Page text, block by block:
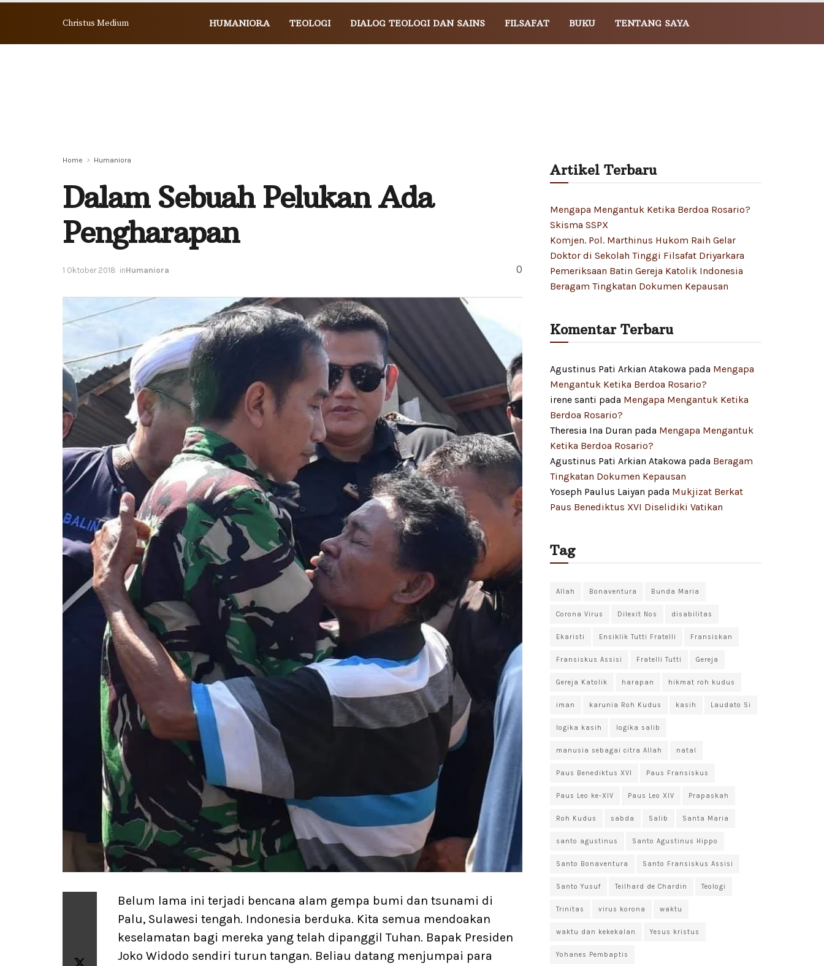
Christus Medium HUMANIORA TEOLOGI DIALOG TEOLOGI DAN SAINS FILSAFAT BUKU TENTANG SAYA
Home Humaniora
Dalam Sebuah Pelukan Ada
Pengharapan
1 Oktober 2018 inHumaniora 0
Belum lama ini terjadi bencana alam gempa bumi dan tsunami di
Palu, Sulawesi tengah. Indonesia berduka. Kita semua mendoakan
keselamatan bagi mereka yang telah dipanggil Tuhan. Bapak Presiden
Joko Widodo sendiri turun tangan. Beliau datang menjumpai para
Artikel Terbaru
Mengapa Mengantuk Ketika Berdoa Rosario?
Skisma SSPX
Komjen. Pol. Marthinus Hukom Raih Gelar
Doktor di Sekolah Tinggi Filsafat Driyarkara
Pemeriksaan Batin Gereja Katolik Indonesia
Beragam Tingkatan Dokumen Kepausan
Komentar Terbaru
Agustinus Pati Arkian Atakowa pada Mengapa
Mengantuk Ketika Berdoa Rosario?
irene santi pada Mengapa Mengantuk Ketika
Berdoa Rosario?
Theresia Ina Duran pada Mengapa Mengantuk
Ketika Berdoa Rosario?
Agustinus Pati Arkian Atakowa pada Beragam
Tingkatan Dokumen Kepausan
Yoseph Paulus Laiyan pada Mukjizat Berkat
Paus Benediktus XVI Diselidiki Vatikan
Tag
Allah Bonaventura Bunda Maria
Corona Virus Dilexit Nos disabilitas
Ekaristi Ensiklik Tutti Fratelli Fransiskan
Fransiskus Assisi Fratelli Tutti Gereja
Gereja Katolik harapan hikmat roh kudus
iman karunia Roh Kudus kasih Laudato Si
logika kasih logika salib
manusia sebagai citra Allah natal
Paus Benediktus XVI Paus Fransiskus
Paus Leo ke-XIV Paus Leo XIV Prapaskah
Roh Kudus sabda Salib Santa Maria
santo agustinus Santo Agustinus Hippo
Santo Bonaventura Santo Fransiskus Assisi
Santo Yusuf Teilhard de Chardin Teologi
Trinitas virus korona waktu
waktu dan kekekalan Yesus kristus
Yohanes Pembaptis